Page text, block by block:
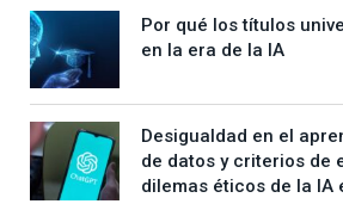
Por qué los títulos
en la era de la IA
Desigualdad en el
de datos y criterios de
dilemas éticos de la IA